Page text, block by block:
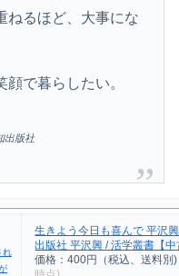
ねるほど、大事にな
で暮らしたい。
出版社
生きよう今日も喜んで 平沢
出版社 平沢興 / 活学叢書【
価格：400円（税込、送料別)